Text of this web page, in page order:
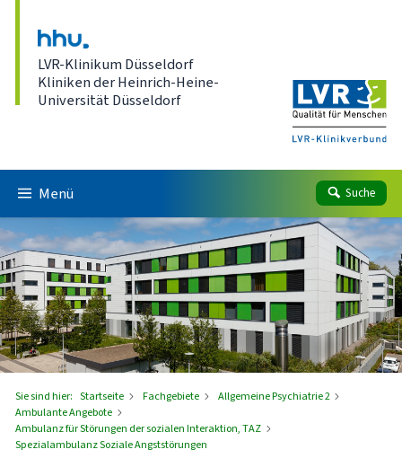
LVR-Klinikum Düsseldorf
Kliniken der Heinrich-Heine-
Universität Düsseldorf
Menü Suche
Sie sind hier: Startseite Fachgebiete
Allgemeine Psychiatrie 2
Ambulante Angebote
Ambulanz für Störungen der sozialen Interaktion, TAZ
Spezialambulanz Soziale Angststörungen